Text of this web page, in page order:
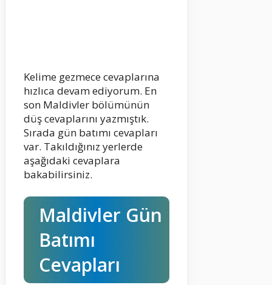
Kelime gezmece cevaplarına
hızlıca devam ediyorum. En
son Maldivler bölümünün
düş cevaplarını yazmıştık.
Sırada gün batımı cevapları
var. Takıldığınız yerlerde
aşağıdaki cevaplara
bakabilirsiniz.
Maldivler Gün
Batımı
Cevapları